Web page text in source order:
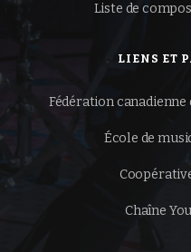
Liste de
LIENS ET
Fédération canadienne
École de
Chaîne